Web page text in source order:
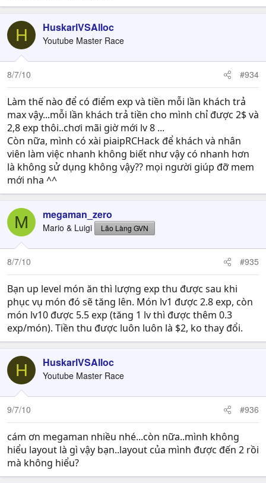
H HuskarlVSAlloc
Youtube Master Race
8/7/10 #934
Làm thế nào để có điểm exp và tiền mỗi lần khách trả
max vậy...mỗi lần khách trả tiền cho mình chỉ được 2$ và
2,8 exp thôi..chơi mãi giờ mới lv 8 ...
Còn nữa, mình có xài piaipRCHack để khách và nhân
viên làm việc nhanh không biết như vậy có nhanh hơn
là không sử dụng không vậy?? mọi người giúp đỡ mem
mới nha ^^
M megaman_zero
Mario & Luigi Lão Làng GVN
8/7/10 #935
Bạn up level món ăn thì lượng exp thu được sau khi
phục vụ món đó sẽ tăng lên. Món lv1 được 2.8 exp, còn
món lv10 được 5.5 exp (tăng 1 lv thì được thêm 0.3
exp/món). Tiền thu được luôn luôn là $2, ko thay đổi.
H HuskarlVSAlloc
Youtube Master Race
9/7/10 #936
cám ơn megaman nhiều nhé...còn nữa..mình không
hiểu layout là gì vậy bạn..layout của mình được đến 2 rồi
mà không hiểu?